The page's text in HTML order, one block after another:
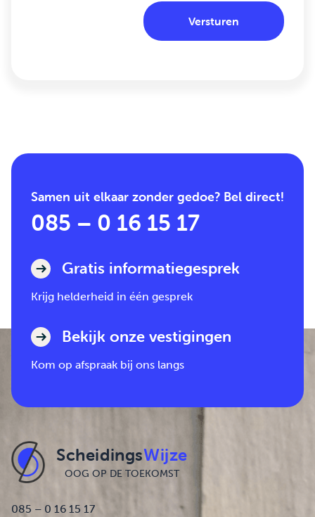
Samen uit elkaar zonder gedoe? Bel direct!
085 – 0 16 15 17
Gratis informatiegesprek
Krijg helderheid in één gesprek
Bekijk onze vestigingen
Kom op afspraak bij ons langs
ScheidingsWijze
OOG OP DE TOEKOMST
085 – 0 16 15 17